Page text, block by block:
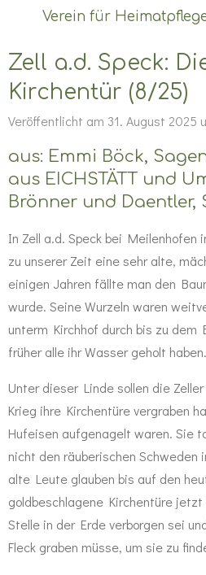
springen
Verein für
Zell a.d. Speck:
Kirchentür (8/25)
Veröffentlicht am 31. August 2025
aus: Emmi Böck,
aus EICHSTÄTT und
Brönner und Daentler,
In Zell a.d. Speck bei Meilenhofen
zu unserer Zeit eine sehr alte,
einigen Jahren fällte man den
wurde. Seine Wurzeln waren
unterm Kirchhof durch bis zu dem
früher alle ihr Wasser geholt haben.
Unter dieser Linde sollen die
Krieg ihre Kirchentüre vergraben
Hufeisen aufgenagelt waren. Sie
nicht den räuberischen Schweden
alte Leute glauben bis auf den
goldbeschlagene Kirchentüre jetzt
Stelle in der Erde verborgen sei
Fleck graben müsse, um sie zu